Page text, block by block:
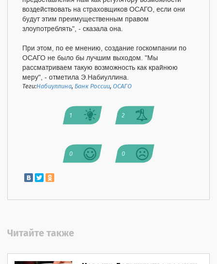
воздействовать на страховщиков ОСАГО, если они
будут этим преимущественным правом
злоупотреблять", - сказала она.
При этом, по ее мнению, создание госкомпании по
ОСАГО не было бы лучшим выходом. "Мы
рассматриваем такую возможность как крайнюю
меру", - отметила Э.Набиуллина.
Теги:Набиуллина, Банк России,ОСАГО
1 2
0 0
Читайте также